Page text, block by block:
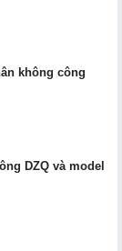
không công
DZQ và model